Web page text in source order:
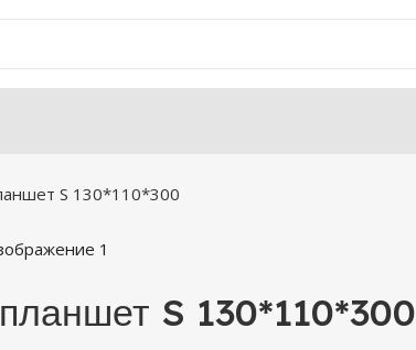
S 130*110*300
S 130*110*300